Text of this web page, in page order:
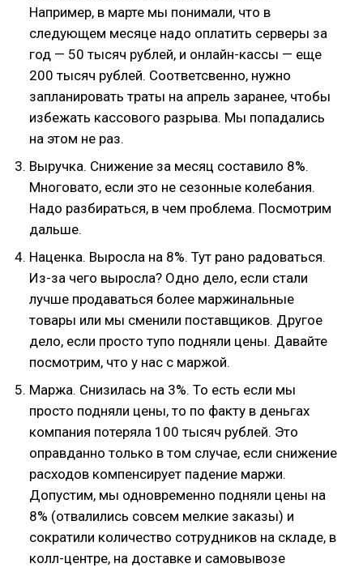
Например, в марте мы понимали, что в
следующем месяце надо оплатить серверы за
год — 50 тысяч рублей, и онлайн-кассы — еще
200 тысяч рублей. Соответсвенно, нужно
запланировать траты на апрель заранее, чтобы
избежать кассового разрыва. Мы попадались
на этом не раз.
Выручка. Снижение за месяц составило 8%.
Многовато, если это не сезонные колебания.
Надо разбираться, в чем проблема. Посмотрим
дальше.
Наценка. Выросла на 8%. Тут рано радоваться.
Из-за чего выросла? Одно дело, если стали
лучше продаваться более маржинальные
товары или мы сменили поставщиков. Другое
дело, если просто тупо подняли цены. Давайте
посмотрим, что у нас с маржой.
Маржа. Снизилась на 3%. То есть если мы
просто подняли цены, то по факту в деньгах
компания потеряла 100 тысяч рублей. Это
оправданно только в том случае, если снижение
расходов компенсирует падение маржи.
Допустим, мы одновременно подняли цены на
8% (отвалились совсем мелкие заказы) и
сократили количество сотрудников на складе, в
колл-центре, на доставке и самовывозе